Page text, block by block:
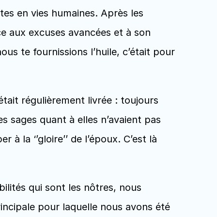
en vies humaines. Après les
aux excuses avancées et à son
te fournissions l’huile, c’était pour
régulièrement livrée : toujours
sages quant à elles n’avaient pas
la ‘’gloire’’ de l’époux. C’est là
qui sont les nôtres, nous
pour laquelle nous avons été